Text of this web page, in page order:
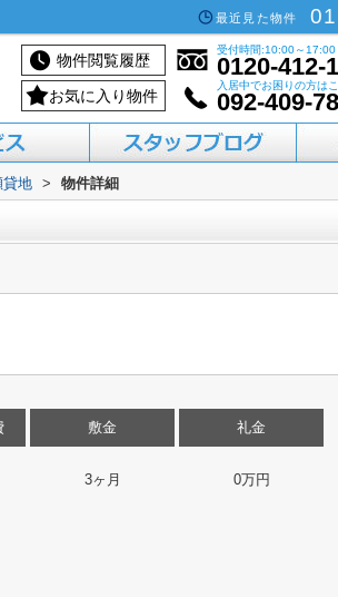
最近見た物件 01
物件閲覧履歴
受付時間:10:00～17:00
0120-412-
お気に入り物件
入居中でお困りの方は
092-409-
へ
へ
へ
へ
方へ
貸地 > 物件詳細
敷金
3ヶ月
礼金
0万円